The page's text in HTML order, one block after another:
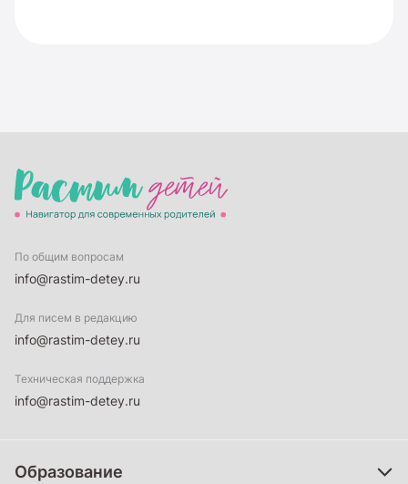
По общим вопросам
info@rastim-detey.ru
Для писем в редакцию
info@rastim-detey.ru
Техническая поддержка
info@rastim-detey.ru
Образование